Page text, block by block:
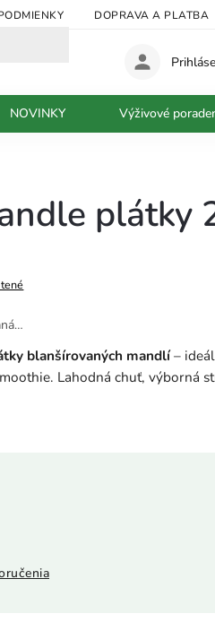
DOPRAVA A PLATBA
NOVINKY Výživové
plátky
blanšírovaných mandlí–
Lahodná chuť, výborná